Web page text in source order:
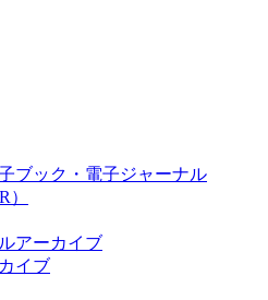
ブック・電子ジャーナル
）
アーカイブ
イブ